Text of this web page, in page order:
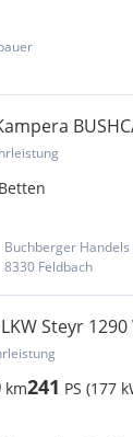
Betten
Buchberger Handels
8330 Feldbach
Steyr
km241 PS (177